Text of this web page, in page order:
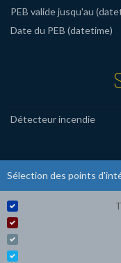
PEB valide jusqu'au
Date du PEB (datetime)
Détecteur incendie
Sélection des points